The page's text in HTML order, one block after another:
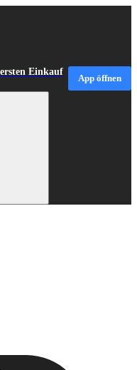
Einkauf
App öffnen